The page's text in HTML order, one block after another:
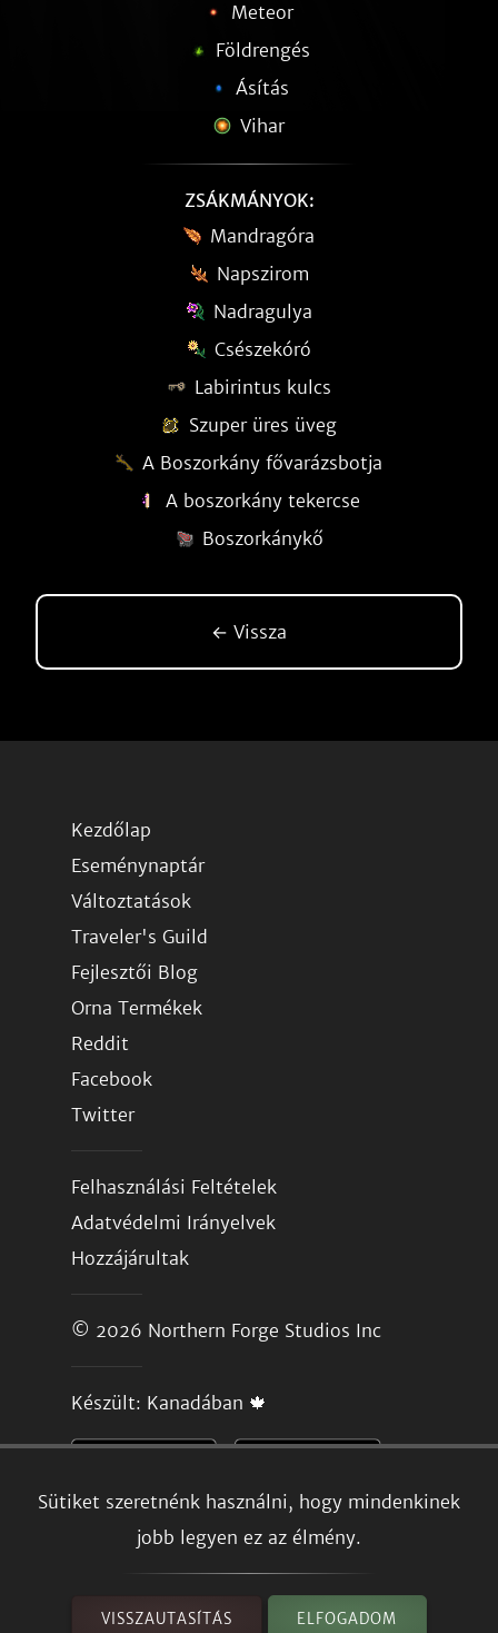
Sütiket szeretnénk használni, hogy mindenkinek
jobb legyen ez az élmény.
VISSZAUTASÍTÁS ELFOGADOM
Meteor
Földrengés
Ásítás
Vihar
ZSÁKMÁNYOK:
Mandragóra
Napszirom
Nadragulya
Csészekóró
Labirintus kulcs
Szuper üres üveg
A Boszorkány fővarázsbotja
A boszorkány tekercse
Boszorkánykő
← Vissza
Kezdőlap
Eseménynaptár
Változtatások
Traveler's Guild
Fejlesztői Blog
Orna Termékek
Reddit
Facebook
Twitter
Felhasználási Feltételek
Adatvédelmi Irányelvek
Hozzájárultak
© 2026 Northern Forge Studios Inc
Készült: Kanadában 🍁